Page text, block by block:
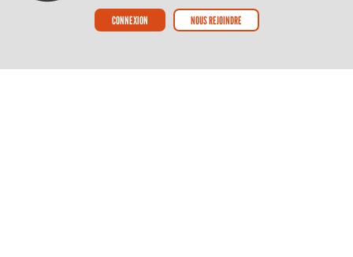
CONNEXION NOUS REJOINDRE